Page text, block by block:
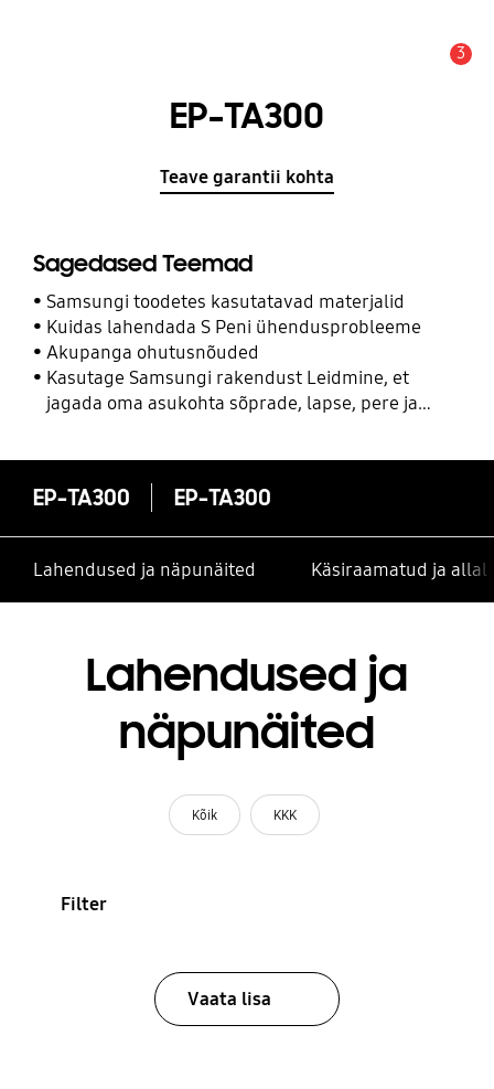
3
EP-TA300
Teave garantii kohta
Sagedased Teemad
Samsungi toodetes kasutatavad materjalid
Kuidas lahendada S Peni ühendusprobleeme
Akupanga ohutusnõuded
Kasutage Samsungi rakendust Leidmine, et
jagada oma asukohta sõprade, lapse, pere ja
EP-TA300 EP-TA300
Lahendused ja näpunäited Käsiraamatud ja
Lahendused ja
näpunäited
Kõik KKK
Filter
Vaata lisa